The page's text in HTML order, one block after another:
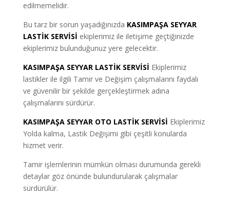
edilmemelidir.
Bu tarz bir sorun yaşadığınızda KASIMPAŞA SEYYAR
LASTİK SERVİSİ ekiplerimiz ile iletişime geçtiğinizde
ekiplerimiz bulunduğunuz yere gelecektir.
KASIMPAŞA SEYYAR LASTİK SERVİSİ Ekiplerimiz
lastikler ile ilgili Tamir ve Değişim çalışmalarını faydalı
ve güvenilir bir şekilde gerçekleştirmek adına
çalışmalarını sürdürür.
KASIMPAŞA SEYYAR OTO LASTİK SERVİSİ Ekiplerimiz
Yolda kalma, Lastik Değişimi gibi çeşitli konularda
hizmet verir.
Tamir işlemlerinin mümkün olması durumunda gerekli
detaylar göz önünde bulundurularak çalışmalar
sürdürülür.